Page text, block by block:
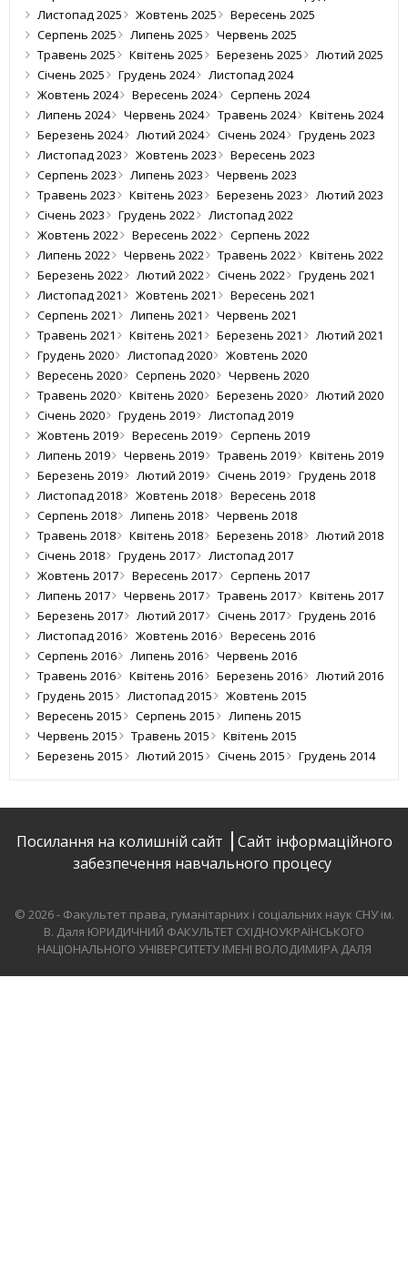
Листопад 2025
Жовтень 2025
Вересень 2025
Серпень 2025
Липень 2025
Червень 2025
Травень 2025
Квітень 2025 Березень 2025
Лютий 2025
Січень 2025
Грудень 2024
Листопад 2024
Жовтень 2024
Вересень 2024
Серпень 2024
Липень 2024
Червень 2024 Травень 2024
Квітень 2024
Березень 2024
Лютий 2024 Січень 2024
Грудень 2023
Листопад 2023
Жовтень 2023
Вересень 2023
Серпень 2023
Липень 2023
Червень 2023
Травень 2023
Квітень 2023 Березень 2023
Лютий 2023
Січень 2023
Грудень 2022
Листопад 2022
Жовтень 2022
Вересень 2022
Серпень 2022
Липень 2022
Червень 2022 Травень 2022
Квітень 2022
Березень 2022
Лютий 2022 Січень 2022
Грудень 2021
Листопад 2021
Жовтень 2021
Вересень 2021
Серпень 2021
Липень 2021
Червень 2021
Травень 2021
Квітень 2021 Березень 2021
Лютий 2021
Грудень 2020
Листопад 2020
Жовтень 2020
Вересень 2020
Серпень 2020
Червень 2020
Травень 2020
Квітень 2020 Березень 2020
Лютий 2020
Січень 2020
Грудень 2019
Листопад 2019
Жовтень 2019
Вересень 2019
Серпень 2019
Липень 2019
Червень 2019 Травень 2019
Квітень 2019
Березень 2019
Лютий 2019 Січень 2019
Грудень 2018
Листопад 2018
Жовтень 2018
Вересень 2018
Серпень 2018
Липень 2018
Червень 2018
Травень 2018
Квітень 2018 Березень 2018
Лютий 2018
Січень 2018
Грудень 2017
Листопад 2017
Жовтень 2017
Вересень 2017
Серпень 2017
Липень 2017
Червень 2017 Травень 2017
Квітень 2017
Березень 2017
Лютий 2017 Січень 2017
Грудень 2016
Листопад 2016
Жовтень 2016
Вересень 2016
Серпень 2016
Липень 2016
Червень 2016
Травень 2016
Квітень 2016 Березень 2016
Лютий 2016
Грудень 2015
Листопад 2015
Жовтень 2015
Вересень 2015
Серпень 2015
Липень 2015
Червень 2015
Травень 2015
Квітень 2015
Березень 2015
Лютий 2015 Січень 2015 Грудень 2014
Посилання на колишній сайт
Сайт інформаційного
забезпечення навчального процесу
© 2026 - Факультет права, гуманітарних і соціальних наук СНУ ім.
В. Даля ЮРИДИЧНИЙ ФАКУЛЬТЕТ СХІДНОУКРАЇНСЬКОГО
НАЦІОНАЛЬНОГО УНІВЕРСИТЕТУ ІМЕНІ ВОЛОДИМИРА ДАЛЯ